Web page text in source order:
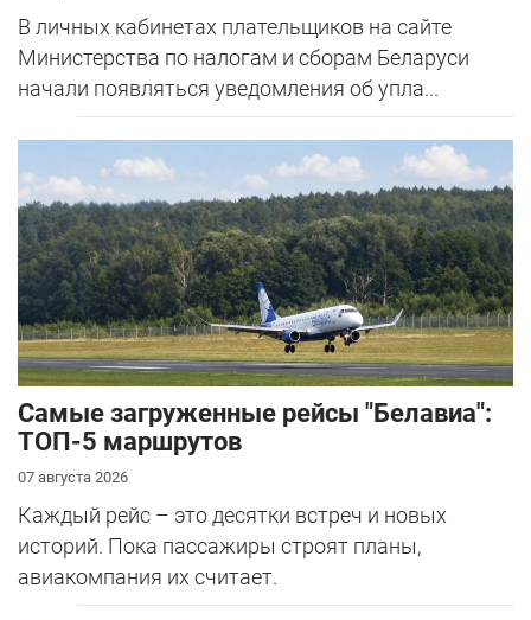
В личных кабинетах плательщиков на сайте
Министерства по налогам и сборам Беларуси
начали появляться уведомления об упла...
Самые загруженные рейсы "Белавиа":
ТОП-5 маршрутов
07 августа 2026
Каждый рейс – это десятки встреч и новых
историй. Пока пассажиры строят планы,
авиакомпания их считает.